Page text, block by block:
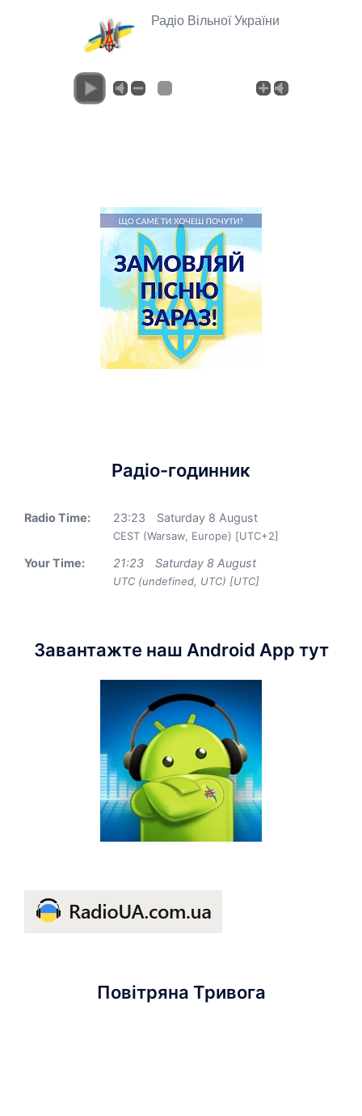
Радіо Вільної України
Радіо-годинник
Radio Time: 23:23 Saturday 8 August
CEST (Warsaw, Europe) [UTC+2]
Your Time: 21:23 Saturday 8 August
UTC (undefined, UTC) [UTC]
Завантажте наш Android App тут
Повітряна Тривога